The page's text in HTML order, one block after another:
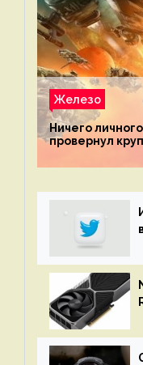
Железо
Ничего
провернул
механике